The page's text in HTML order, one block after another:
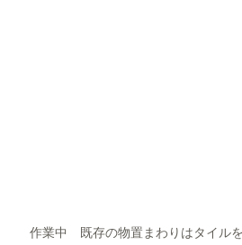
作業中　既存の物置まわりはタイル